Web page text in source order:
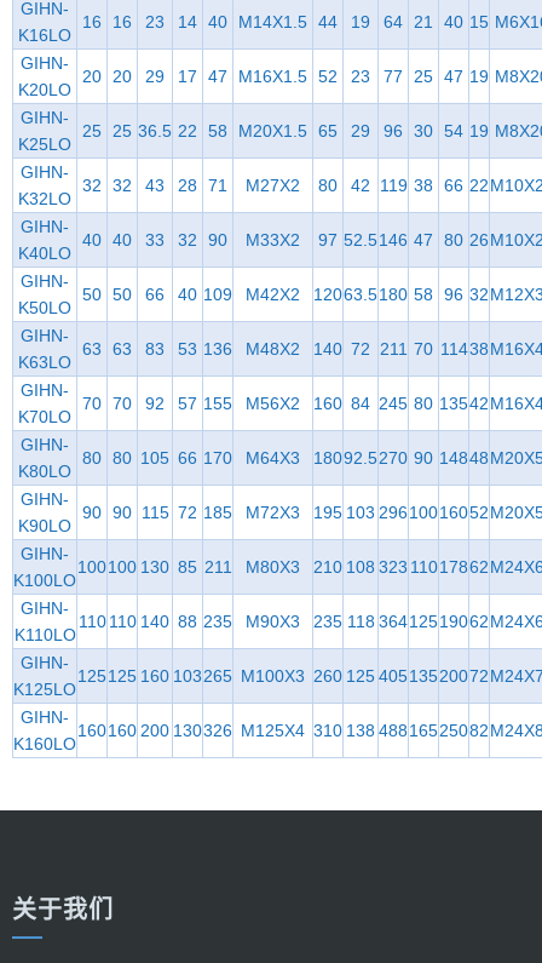
GIHN-
K16LO
16 16 23 14 40 M14X1.5 44 19 64 21 40 15
GIHN-
K20LO
20 20 29 17 47 M16X1.5 52 23 77 25 47 19
GIHN-
K25LO
25 25 36.5 22 58 M20X1.5 65 29 96 30 54 19
GIHN-
K32LO
32 32 43 28 71 M27X2 80 42 119 38 66 22
GIHN-
K40LO
40 40 33 32 90 M33X2 97 52.5146 47 80 26
GIHN-
K50LO
50 50 66 40 109 M42X2 12063.5180 58 96 32
GIHN-
K63LO
63 63 83 53 136 M48X2 140 72 211 70 11438
GIHN-
K70LO
70 70 92 57 155 M56X2 160 84 245 80 13542
GIHN-
K80LO
80 80 105 66 170 M64X3 18092.5270 90 14848
GIHN-
K90LO
90 90 115 72 185 M72X3 195 103 29610016052
GIHN-
K100LO
100100 130 85 211 M80X3 210 108 323 11017862
GIHN-
K110LO
110 110 140 88 235 M90X3 235 118 36412519062
GIHN-
K125LO
125125 160 103265 M100X3 260 12540513520072
GIHN-
K160LO
160160200 130326 M125X4 310 138 48816525082
关于我们